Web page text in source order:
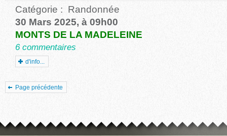
Catégorie : Randonnée
30 Mars 2025, à 09h00
MONTS DE LA MADELEINE
6 commentaires
d'info...
Page précédente